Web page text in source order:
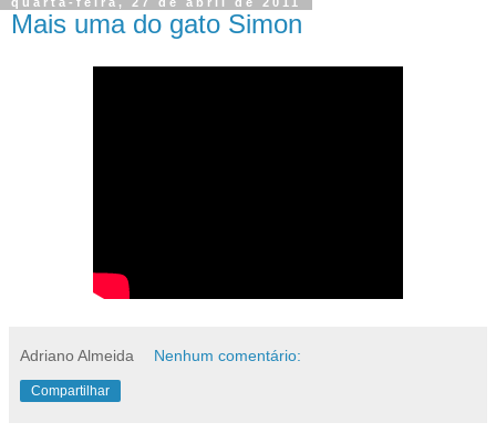
Mais uma do gato Simon
Adriano Almeida Nenhum comentário:
Compartilhar